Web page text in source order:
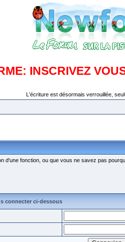
INSCRIVEZ
L'écriture est désormais verrouillée,
d'une fonction, ou que vous ne savez pas
connecter ci-dessous